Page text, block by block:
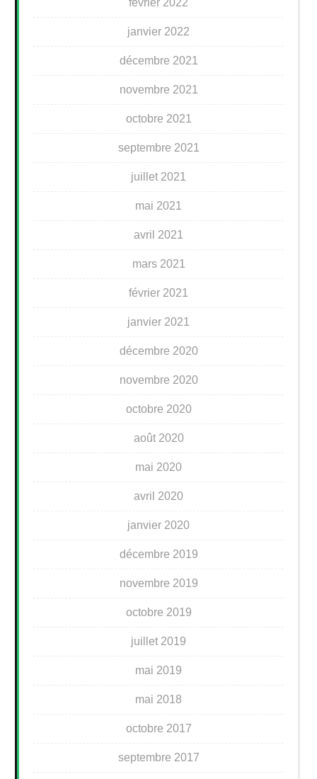
janvier 2022
décembre 2021
novembre 2021
octobre 2021
septembre 2021
juillet 2021
mai 2021
avril 2021
mars 2021
février 2021
janvier 2021
décembre 2020
novembre 2020
octobre 2020
août 2020
mai 2020
avril 2020
janvier 2020
décembre 2019
novembre 2019
octobre 2019
juillet 2019
mai 2019
mai 2018
octobre 2017
septembre 2017